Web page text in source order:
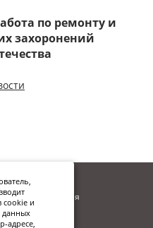
по ремонту и
захоронений
наполнения
cookie и
данных
адресе,